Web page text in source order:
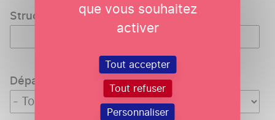
que vous souhaitez
activer
Tout accepter
Tout refuser
Personnaliser
Structure
Département